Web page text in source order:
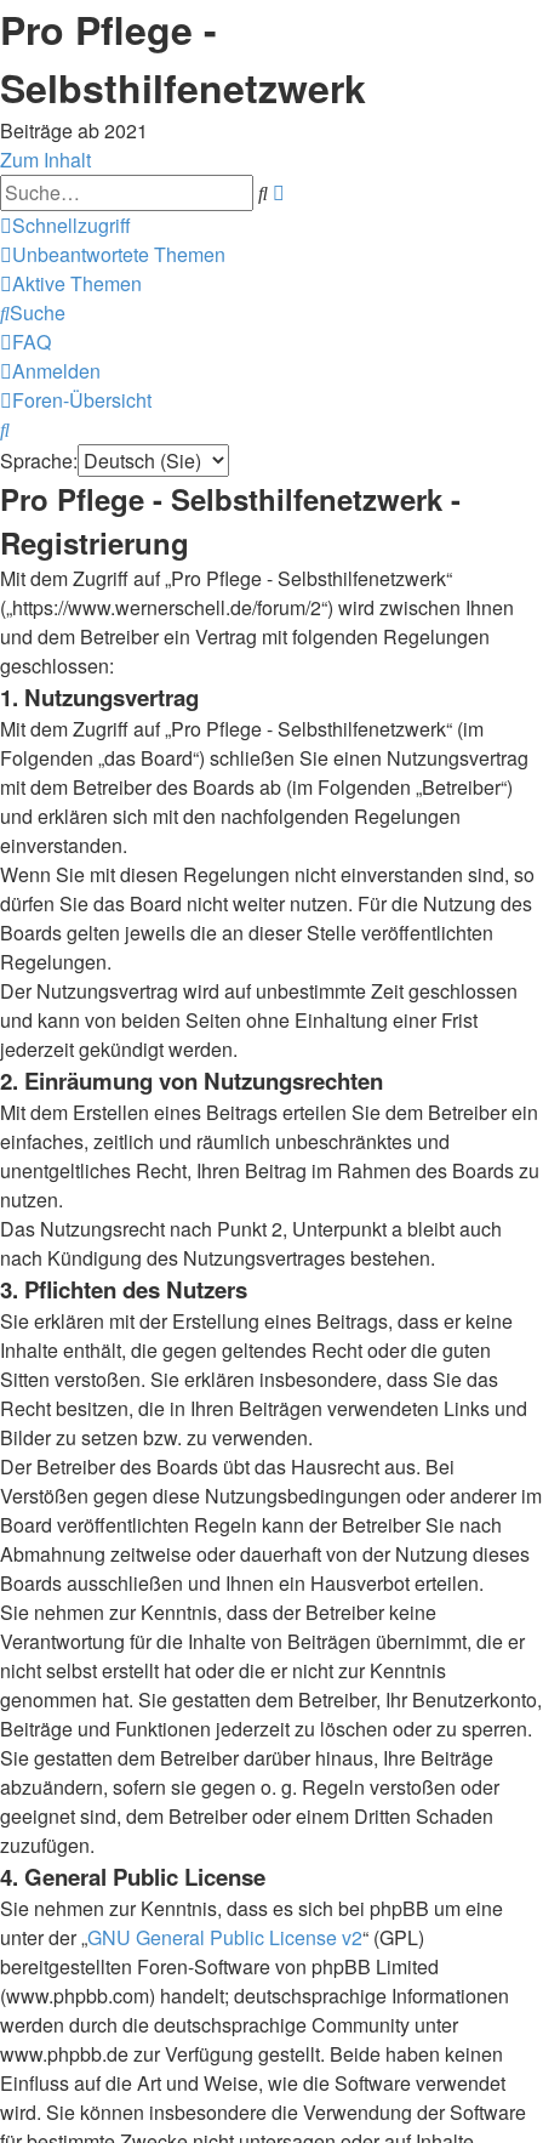
Pro Pflege -
Selbsthilfenetzwerk
Beiträge ab 2021
Zum Inhalt
Suche
Schnellzugriff
Unbeantwortete Themen
Aktive Themen
Suche
FAQ
Anmelden
Foren-Übersicht
Suche
Sprache:
Pro Pflege - Selbsthilfenetzwerk -
Registrierung
Mit dem Zugriff auf „Pro Pflege - Selbsthilfenetzwerk“
(„https://www.wernerschell.de/forum/2“) wird zwischen Ihnen
und dem Betreiber ein Vertrag mit folgenden Regelungen
geschlossen:
1. Nutzungsvertrag
Mit dem Zugriff auf „Pro Pflege - Selbsthilfenetzwerk“ (im
Folgenden „das Board“) schließen Sie einen Nutzungsvertrag
mit dem Betreiber des Boards ab (im Folgenden „Betreiber“)
und erklären sich mit den nachfolgenden Regelungen
einverstanden.
Wenn Sie mit diesen Regelungen nicht einverstanden sind, so
dürfen Sie das Board nicht weiter nutzen. Für die Nutzung des
Boards gelten jeweils die an dieser Stelle veröffentlichten
Regelungen.
Der Nutzungsvertrag wird auf unbestimmte Zeit geschlossen
und kann von beiden Seiten ohne Einhaltung einer Frist
jederzeit gekündigt werden.
2. Einräumung von Nutzungsrechten
Mit dem Erstellen eines Beitrags erteilen Sie dem Betreiber ein
einfaches, zeitlich und räumlich unbeschränktes und
unentgeltliches Recht, Ihren Beitrag im Rahmen des Boards zu
nutzen.
Das Nutzungsrecht nach Punkt 2, Unterpunkt a bleibt auch
nach Kündigung des Nutzungsvertrages bestehen.
3. Pflichten des Nutzers
Sie erklären mit der Erstellung eines Beitrags, dass er keine
Inhalte enthält, die gegen geltendes Recht oder die guten
Sitten verstoßen. Sie erklären insbesondere, dass Sie das
Recht besitzen, die in Ihren Beiträgen verwendeten Links und
Bilder zu setzen bzw. zu verwenden.
Der Betreiber des Boards übt das Hausrecht aus. Bei
Verstößen gegen diese Nutzungsbedingungen oder anderer im
Board veröffentlichten Regeln kann der Betreiber Sie nach
Abmahnung zeitweise oder dauerhaft von der Nutzung dieses
Boards ausschließen und Ihnen ein Hausverbot erteilen.
Sie nehmen zur Kenntnis, dass der Betreiber keine
Verantwortung für die Inhalte von Beiträgen übernimmt, die er
nicht selbst erstellt hat oder die er nicht zur Kenntnis
genommen hat. Sie gestatten dem Betreiber, Ihr Benutzerkonto,
Beiträge und Funktionen jederzeit zu löschen oder zu sperren.
Sie gestatten dem Betreiber darüber hinaus, Ihre Beiträge
abzuändern, sofern sie gegen o. g. Regeln verstoßen oder
geeignet sind, dem Betreiber oder einem Dritten Schaden
zuzufügen.
4. General Public License
Sie nehmen zur Kenntnis, dass es sich bei phpBB um eine
unter der „GNU General Public License v2“ (GPL)
bereitgestellten Foren-Software von phpBB Limited
(www.phpbb.com) handelt; deutschsprachige Informationen
werden durch die deutschsprachige Community unter
www.phpbb.de zur Verfügung gestellt. Beide haben keinen
Einfluss auf die Art und Weise, wie die Software verwendet
wird. Sie können insbesondere die Verwendung der Software